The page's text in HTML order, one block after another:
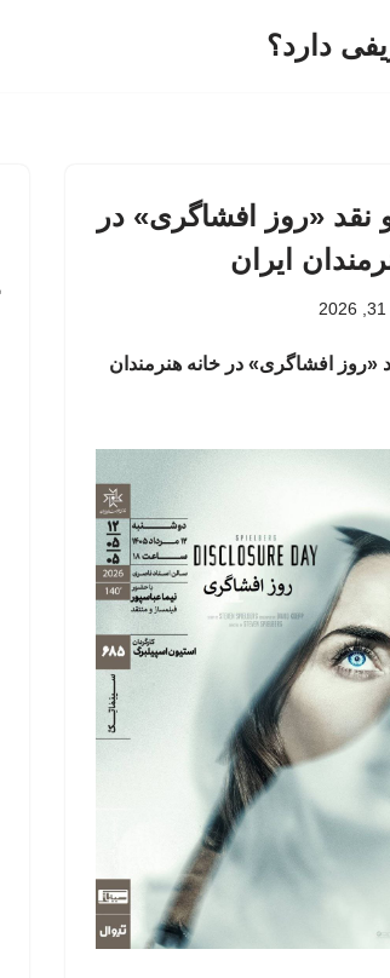
دارد؟
نقد «روز افشاگری» در
ایران
«روز افشاگری» در خانه‌ هنرمندان